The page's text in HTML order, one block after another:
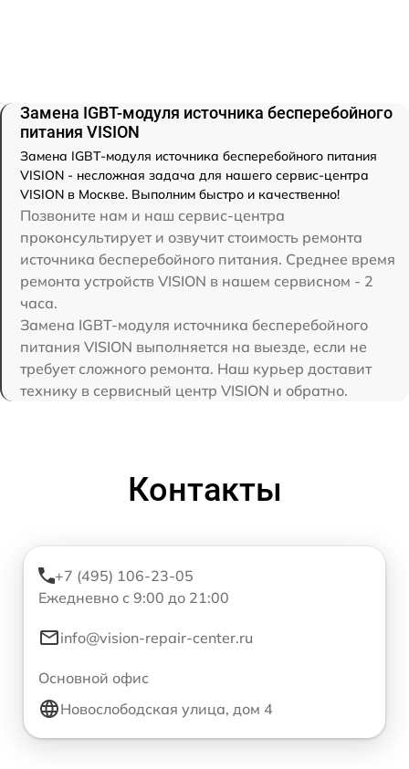
Замена IGBT-модуля источника бесперебойного
питания VISION
Замена IGBT-модуля источника бесперебойного питания
VISION - несложная задача для нашего сервис-центра
VISION в Москве. Выполним быстро и качественно!
Позвоните нам и наш сервис-центра
проконсультирует и озвучит стоимость ремонта
источника бесперебойного питания. Среднее время
ремонта устройств VISION в нашем сервисном - 2
часа.
Замена IGBT-модуля источника бесперебойного
питания VISION выполняется на выезде, если не
требует сложного ремонта. Наш курьер доставит
технику в сервисный центр VISION и обратно.
Контакты
+7 (495) 106-23-05
Ежедневно с 9:00 до 21:00
info@vision-repair-center.ru
Основной офис
Новослободская улица, дом 4